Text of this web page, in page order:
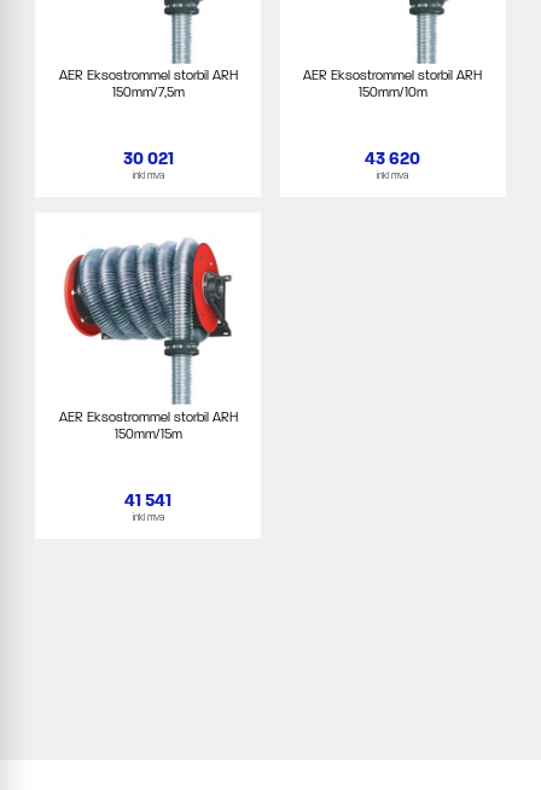
AER Eksostrommel storbil ARH
150mm/7,5m
30 021
inkl mva
AER Eksostrommel storbil ARH
150mm/10m
43 620
inkl mva
AER Eksostrommel storbil ARH
150mm/15m
41 541
inkl mva